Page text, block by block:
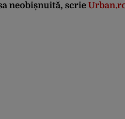
neobișnuită, scrie